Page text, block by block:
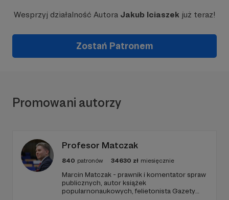
Wesprzyj działalność Autora Jakub Iciaszekjuż teraz!
Zostań Patronem
Promowani autorzy
Profesor Matczak
840 patronów 34630 zł miesięcznie
Marcin Matczak - prawnik i komentator spraw
publicznych, autor książek
popularnonaukowych, felietonista Gazety